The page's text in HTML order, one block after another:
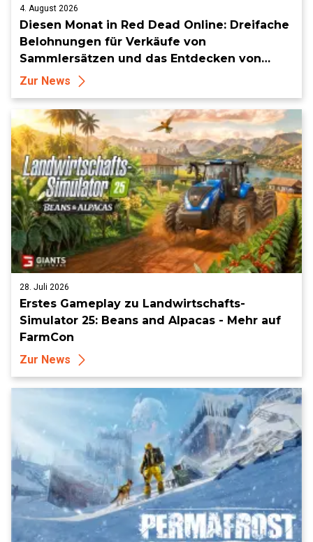
4. August 2026
Diesen Monat in Red Dead Online: Dreifache
Belohnungen für Verkäufe von
Sammlersätzen und das Entdecken von
Sammlerstücken, in Telegramm-Missionen
Zur News
28. Juli 2026
Erstes Gameplay zu Landwirtschafts-
Simulator 25: Beans and Alpacas - Mehr auf
FarmCon
Zur News